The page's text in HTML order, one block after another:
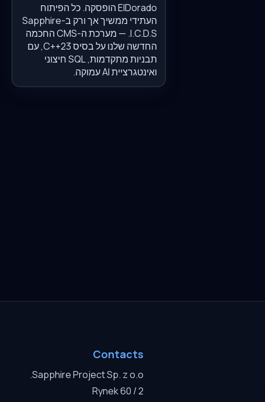
ElDorado הופסקה. כל הפיתוח
העתידי ממשיך אך ורק ב-Sapphire
I.C.D.S. — מערכת ה-CMS החכמה
החדשה שלנו על בסיס C++23, עם
תבניות מתקדמות, SQL חיצוני
ואינטגרציית AI עמוקה.
Contacts
Sapphire Project Sp. z o.o.
Rynek 60 / 2